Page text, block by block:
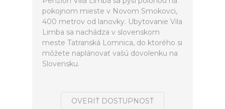
pokojnom mieste v Novom Smokovci,
400 metrov od lanovky. Ubytovanie Vila
Limba sa nachádza v slovenskom
meste Tatranská Lomnica, do ktorého si
môžete naplánovať vašú dovolenku na
Slovensku.
OVERIŤ DOSTUPNOSŤ